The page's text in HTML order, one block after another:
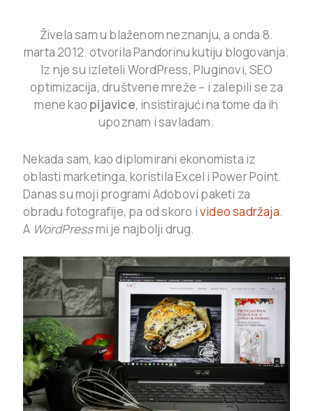
Živela sam u blaženom neznanju, a onda 8.
marta 2012. otvorila Pandorinu kutiju blogovanja.
Iz nje su izleteli WordPress, Pluginovi, SEO
optimizacija, društvene mreže – i zalepili se za
mene kao pijavice, insistirajući na tome da ih
upoznam i savladam.
Nekada sam, kao diplomirani ekonomista iz
oblasti marketinga, koristila Excel i Power Point.
Danas su moji programi Adobovi paketi za
obradu fotografije, pa od skoro ivideo sadržaja.
A WordPressmi je najbolji drug.